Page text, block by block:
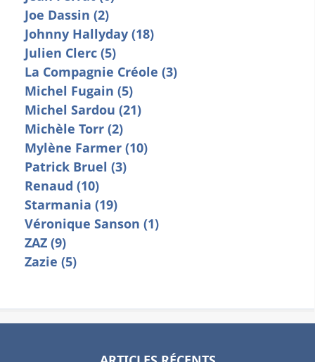
Joe Dassin (2)
Johnny Hallyday (18)
Julien Clerc (5)
La Compagnie Créole (3)
Michel Fugain (5)
Michel Sardou (21)
Michèle Torr (2)
Mylène Farmer (10)
Patrick Bruel (3)
Renaud (10)
Starmania (19)
Véronique Sanson (1)
ZAZ (9)
Zazie (5)